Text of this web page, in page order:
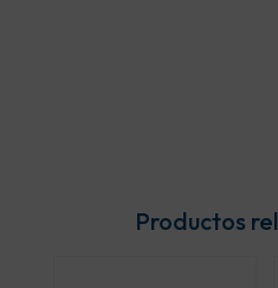
Productos